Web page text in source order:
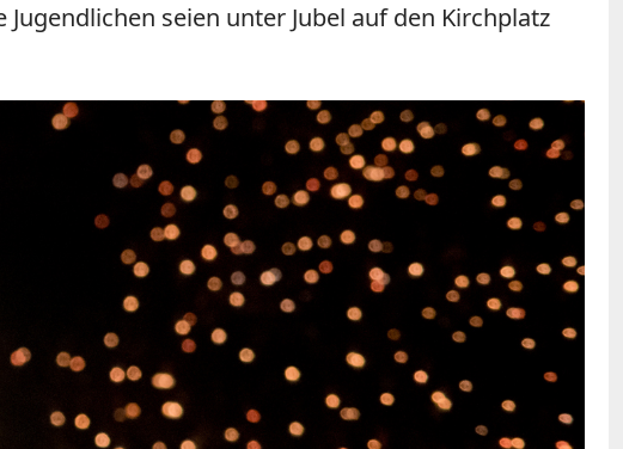
Jugendlichen seien unter Jubel auf den Kirchplatz